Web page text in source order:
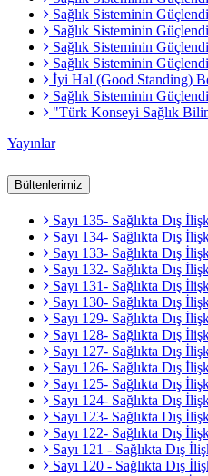
Sağlık Sisteminin
Sağlık Sisteminin
Sağlık Sisteminin
Sağlık Sisteminin
İyi Hal (Good Standing)
Sağlık Sisteminin
"Türk Konseyi Sağlık
Yayınlar
Bültenlerimiz
Sayı 135- Sağlıkta Dış
Sayı 134- Sağlıkta Dış
Sayı 133- Sağlıkta Dış
Sayı 132- Sağlıkta Dış
Sayı 131- Sağlıkta Dış
Sayı 130- Sağlıkta Dış
Sayı 129- Sağlıkta Dış
Sayı 128- Sağlıkta Dış
Sayı 127- Sağlıkta Dış
Sayı 126- Sağlıkta Dış
Sayı 125- Sağlıkta Dış
Sayı 124- Sağlıkta Dış
Sayı 123- Sağlıkta Dış
Sayı 122- Sağlıkta Dış
Sayı 121 - Sağlıkta Dış
Sayı 120 - Sağlıkta Dış